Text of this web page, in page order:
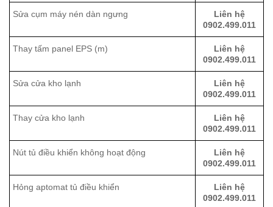
Sửa cụm máy nén dàn ngưng
Liên hệ
0902.499.011
Thay tấm panel EPS (m)
Liên hệ
0902.499.011
Sửa cửa kho lạnh
Liên hệ
0902.499.011
Thay cửa kho lạnh
Liên hệ
0902.499.011
Nút tủ điều khiển không hoạt động
Liên hệ
0902.499.011
Hỏng aptomat tủ điều khiển
Liên hệ
0902.499.011